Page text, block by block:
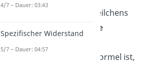
dieses Teilchens
magnetische
Voraussetzung für diese Formel ist,
4/7 – Dauer: 03:43
Spezifischer Widerstand
5/7 – Dauer: 04:57